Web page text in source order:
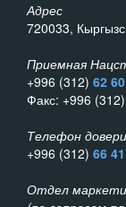
Адрес
720033,
Приемная
+996 (312) 62
Факс: +996 (312)
Телефон
+996 (312) 66
Отдел